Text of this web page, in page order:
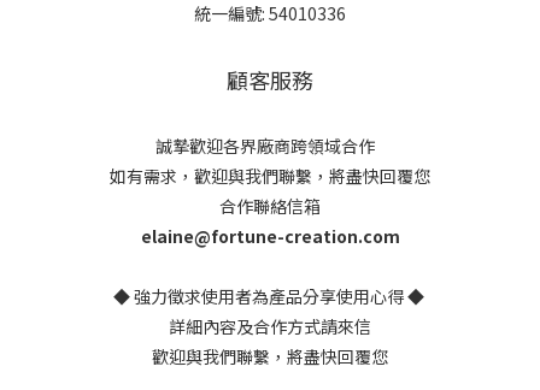
統一編號: 54010336
顧客服務
誠摯歡迎各界廠商跨領域合作
如有需求，歡迎與我們聯繫，將盡快回覆您
合作聯絡信箱
elaine@fortune-creation.com
◆ 強力徵求使用者為產品分享使用心得 ◆
詳細內容及合作方式請來信
歡迎與我們聯繫，將盡快回覆您